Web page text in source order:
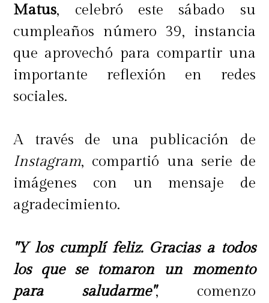
Matus, celebró este sábado su
cumpleaños número 39, instancia
que aprovechó para compartir una
importante reflexión en redes
sociales.
A través de una publicación de
Instagram, compartió una serie de
imágenes con un mensaje de
agradecimiento.
"Y los cumplí feliz. Gracias a todos
los que se tomaron un momento
para saludarme", comenzo